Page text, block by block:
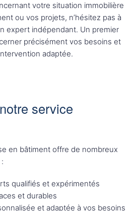
votre situation immobilière
ou vos projets, n’hésitez pas à
expert indépendant. Un premier
précisément vos besoins et
adaptée.
service
en bâtiment offre de nombreux
qualifiés et expérimentés
et durables
et adaptée à vos besoins